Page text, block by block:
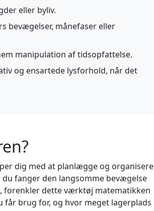
eller byliv.
bevægelser, månefaser eller
manipulation af tidsopfattelse.
og ensartede lysforhold, når det
dig med at planlægge og organisere
fanger den langsomme bevægelse
forenkler dette værktøj matematikken
brug for, og hvor meget lagerplads